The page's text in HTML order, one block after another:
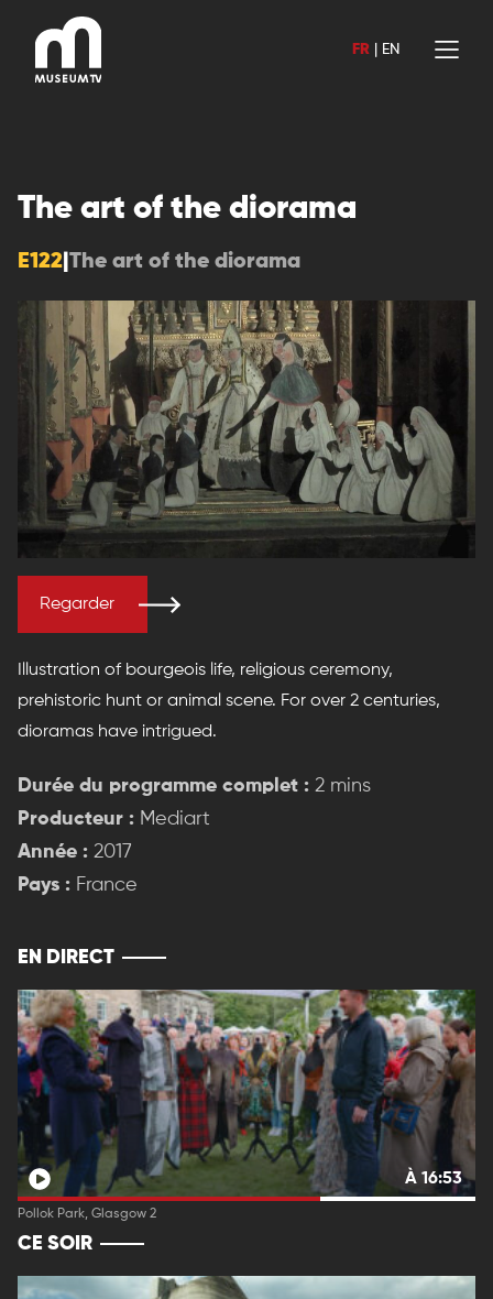
contenu
FR EN
The art of the diorama
E122 The art of the diorama
Regarder
Illustration of bourgeois life, religious ceremony,
prehistoric hunt or animal scene. For over 2 centuries,
dioramas have intrigued.
Durée du programme complet : 2 mins
Producteur : Mediart
Année : 2017
Pays : France
EN DIRECT
À 16:53
Pollok Park, Glasgow 2
CE SOIR